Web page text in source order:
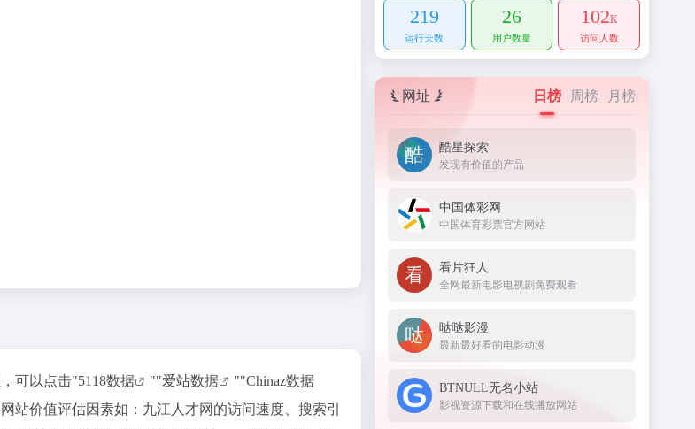
可以点击"5118数据 ""爱站数据 ""Chinaz数据
站价值评估因素如：九江人才网的访问速度、搜索引
219
运行天数
26
用户数量
102K
访问人数
网址 日榜 周榜 月榜
酷星探索
发现有价值的产品
中国体彩网
中国体育彩票官方网站
看片狂人
全网最新电影电视剧免费观看
哒哒影漫
最新最好看的电影动漫
BTNULL无名小站
影视资源下载和在线播放网站